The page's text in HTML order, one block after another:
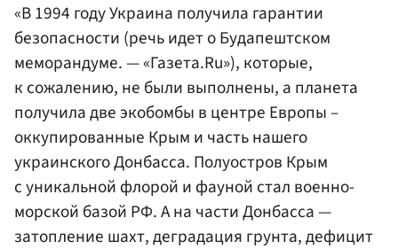
«В 1994 году Украина получила гарантии
безопасности (речь идет о Будапештском
меморандуме. — «Газета.Ru»), которые,
к сожалению, не были выполнены, а планета
получила две экобомбы в центре Европы –
оккупированные Крым и часть нашего
украинского Донбасса. Полуостров Крым
с уникальной флорой и фауной стал военно-
морской базой РФ. А на части Донбасса —
затопление шахт, деградация грунта, дефицит